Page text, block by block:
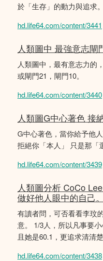
於「生存」的動力與追求。
hd.life64.com/content/3441
人類圖中 最強意志
人類圖中，最有意志力的
或閘門21，閘門10。
hd.life64.com/content/3440
人類圖G中心著色 接
G中心著色，當你給予他
拒絕你「本人」 只是那「
hd.life64.com/content/3439
人類圖分析 CoCo
做好他人眼中的自己。
有讀者問，可否看看李玟
意。 1/3人，所以凡事要
且她是60.1，更追求清清
hd.life64.com/content/3438